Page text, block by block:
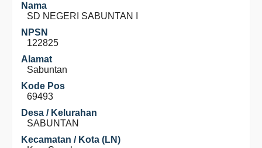
Nama
SD NEGERI SABUNTAN I
NPSN
122825
Alamat
Sabuntan
Kode Pos
69493
Desa / Kelurahan
SABUNTAN
Kecamatan / Kota (LN)